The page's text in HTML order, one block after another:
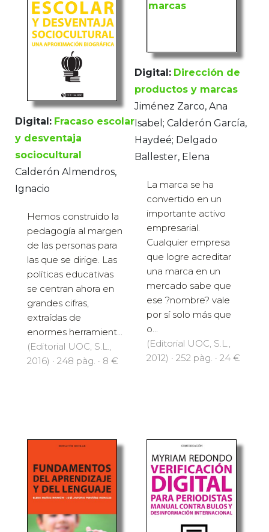
Digital: Fracaso escolar
y desventaja
sociocultural
Calderón Almendros,
Ignacio
Hemos construido la
pedagogía al margen
de las personas para
las que se dirige. Las
políticas educativas
se centran ahora en
grandes cifras,
extraídas de
enormes herramient...
(Editorial UOC, S.L.,
2016) · 248 pàg. · 8 €
Digital: Dirección de
productos y marcas
Jiménez Zarco, Ana
Isabel; Calderón García,
Haydeé; Delgado
Ballester, Elena
La marca se ha
convertido en un
importante activo
empresarial.
Cualquier empresa
que logre acreditar
una marca en un
mercado sabe que
ese ?nombre? vale
por sí solo más que
o...
(Editorial UOC, S.L.,
2012) · 252 pàg. · 24 €